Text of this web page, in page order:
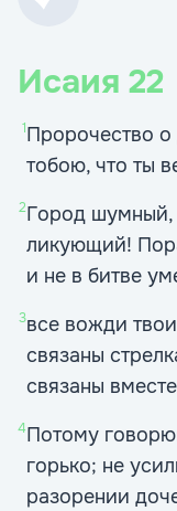
Исаия 22
1Пророчество
тобою, что ты
2Город
ликующий!
и не в битве
3все вожди
связаны
связаны
4Потому
горько; не
разорении